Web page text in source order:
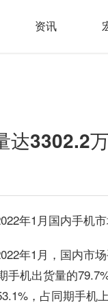
资讯
达3302.2
年1月国内手机
年1月，国内市
手机出货量的
，占同期手机